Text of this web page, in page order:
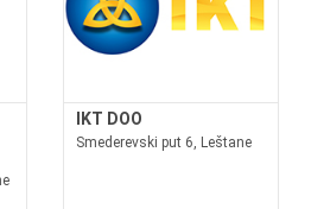
IKT DOO
Smederevski put 6, Leštane